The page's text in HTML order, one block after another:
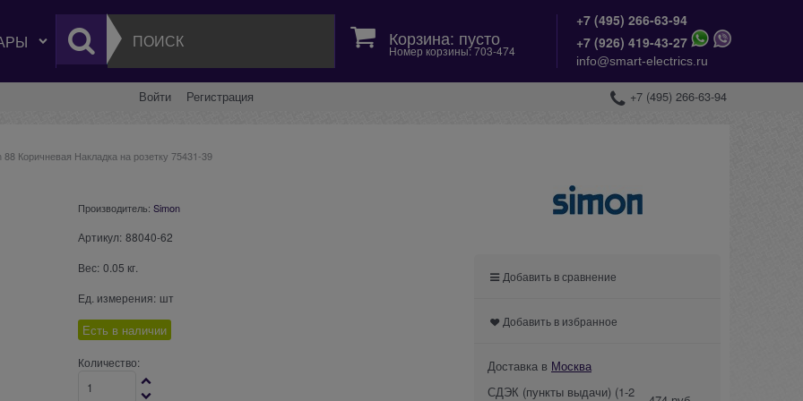
Корзина: пусто
Номер корзины: 703-474
+7 (495) 266-63-94
+7 (926) 419-43-27
info@smart-electrics.ru
Войти Регистрация +7 (495) 266-63-94
88 Коричневая Накладка на розетку 75431-39
Производитель: Simon
Артикул: 88040-62
Вес: 0.05 кг.
Ед. измерения: шт
Есть в наличии
Количество:
Добавить в сравнение
Добавить в избранное
Доставка в Москва
СДЭК (пункты выдачи) (1-2